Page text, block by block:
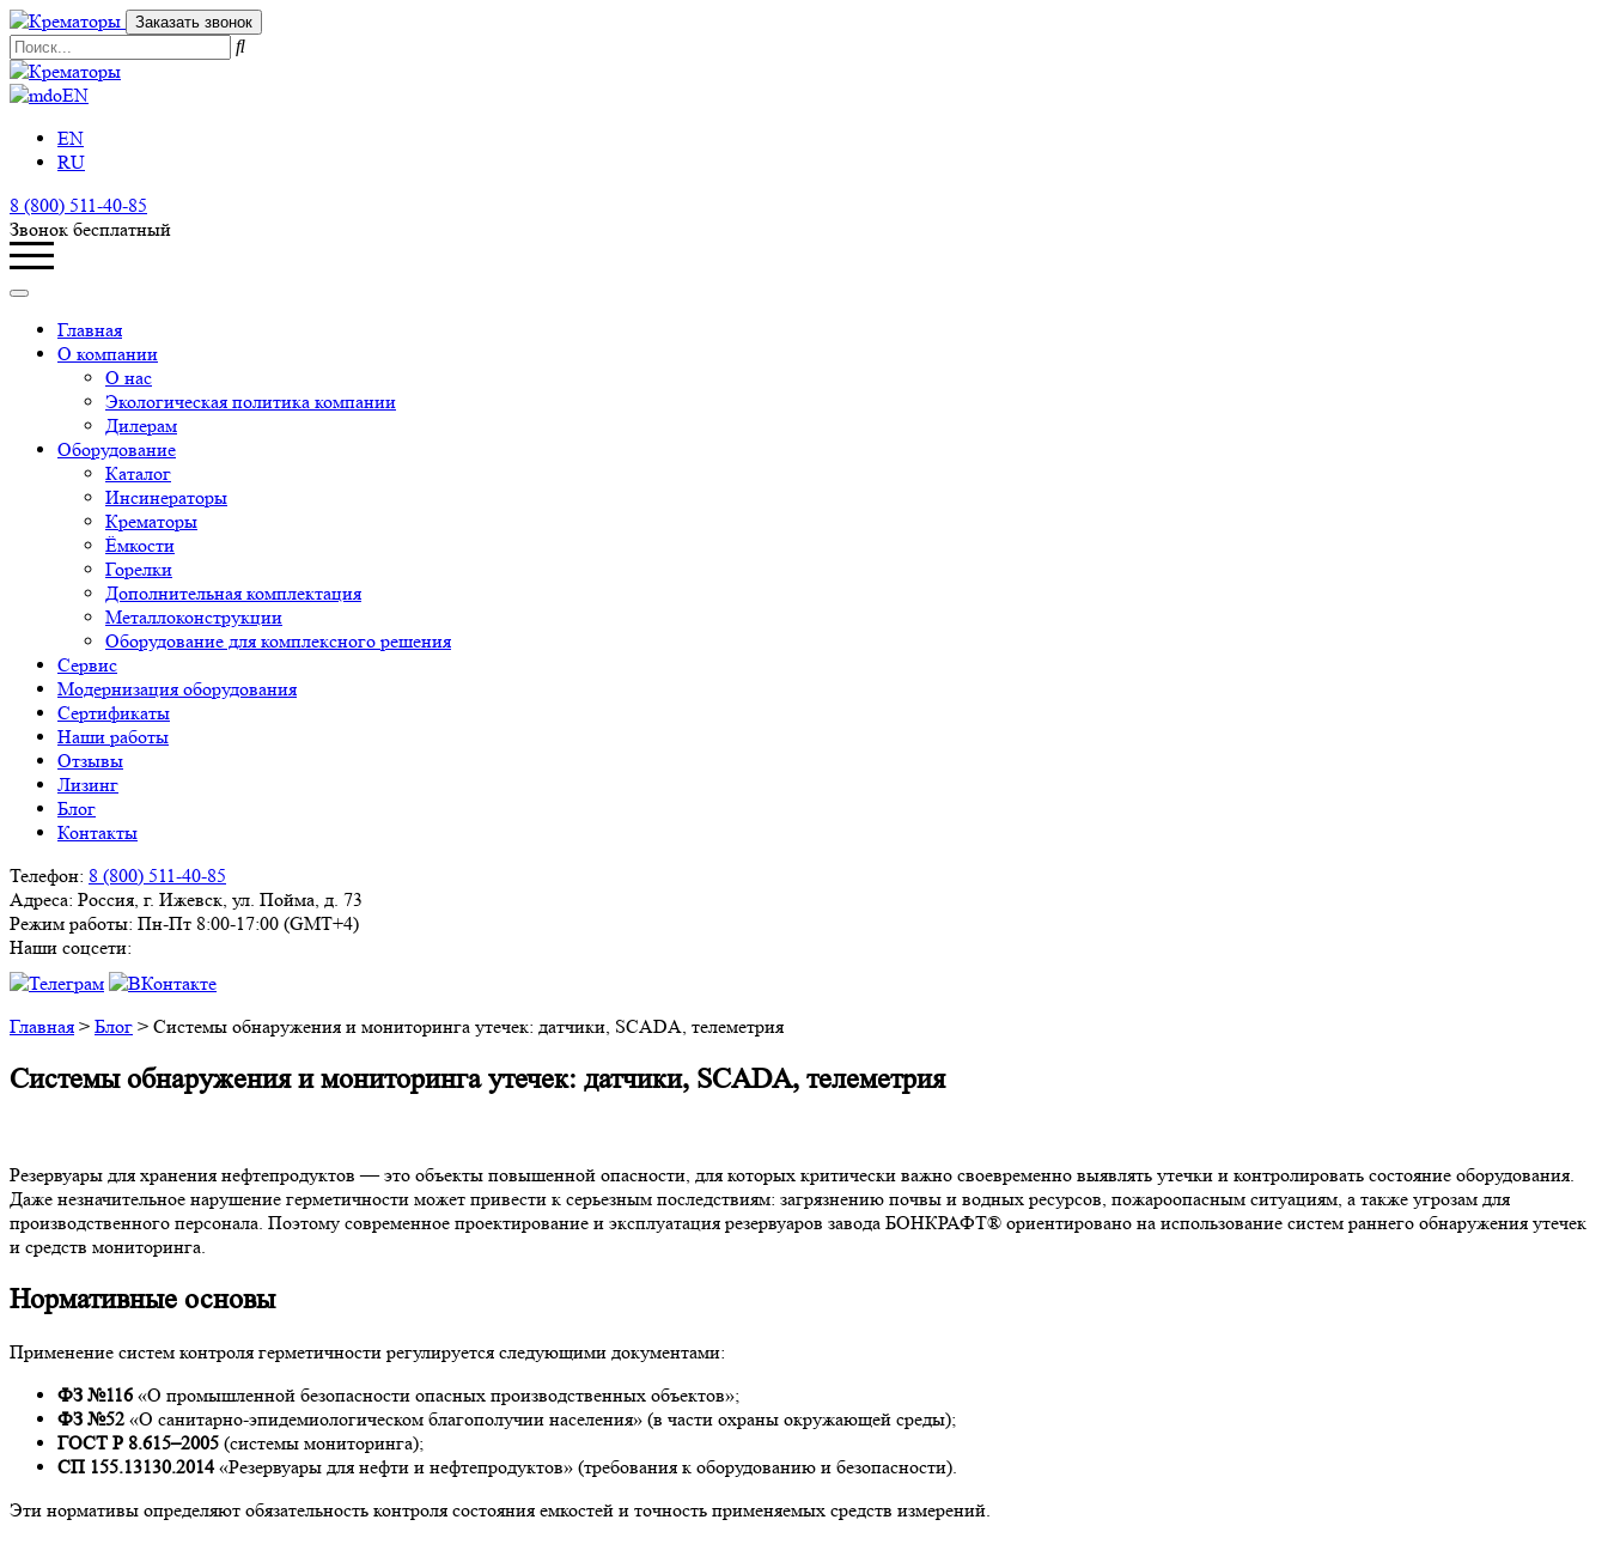
Заказать звонок
EN
EN
RU
8 (800) 511-40-85
Звонок бесплатный
Главная
О компании
О нас
Экологическая политика компании
Дилерам
Оборудование
Каталог
Инсинераторы
Крематоры
Ёмкости
Горелки
Дополнительная комплектация
Металлоконструкции
Оборудование для комплексного решения
Сервис
Модернизация оборудования
Сертификаты
Наши работы
Отзывы
Лизинг
Блог
Контакты
Телефон: 8 (800) 511-40-85
Адреса: Россия, г. Ижевск, ул. Пойма, д. 73
Режим работы: Пн-Пт 8:00-17:00 (GMT+4)
Наши соцсети:
Главная > Блог > Системы обнаружения и мониторинга утечек: датчики, SCADA, телеметрия
Системы обнаружения и мониторинга утечек: датчики, SCADA, телеметрия
Резервуары для хранения нефтепродуктов — это объекты повышенной опасности, для которых критически важно своевременно выявлять утечки и контролировать состояние оборудования.
Даже незначительное нарушение герметичности может привести к серьезным последствиям: загрязнению почвы и водных ресурсов, пожароопасным ситуациям, а также угрозам для
производственного персонала. Поэтому современное проектирование и эксплуатация резервуаров завода БОНКРАФТ® ориентировано на использование систем раннего обнаружения утечек
и средств мониторинга.
Нормативные основы
Применение систем контроля герметичности регулируется следующими документами:
ФЗ №116 «О промышленной безопасности опасных производственных объектов»;
ФЗ №52 «О санитарно-эпидемиологическом благополучии населения» (в части охраны окружающей среды);
ГОСТ Р 8.615–2005 (системы мониторинга);
СП 155.13130.2014«Резервуары для нефти и нефтепродуктов» (требования к оборудованию и безопасности).
Эти нормативы определяют обязательность контроля состояния емкостей и точность применяемых средств измерений.